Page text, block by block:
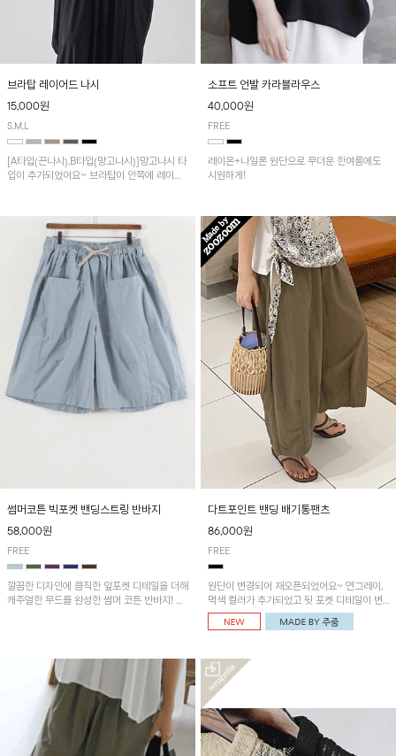
브라탑 레이어드 나시
15,000원
S,M,L
[A타입(끈나시),B타입(망고나시)]망고나시 타
입이 추가되었어요~ 브라탑이 안쪽에 레이어
소프트 언발 카라블라우스
40,000원
FREE
레이온+나일론 원단으로 무더운 한여름에도
시원하게!
썸머코튼 빅포켓 밴딩스트링 반바지
58,000원
FREE
깔끔한 디자인에 큼직한 앞포켓 디테일을 더해
캐주얼한 무드를 완성한 썸머 코튼 반바지! 허
다트포인트 밴딩 배기통팬츠
86,000원
FREE
원단이 변경되어 재오픈되었어요~ 연그레이,
먹색 컬러가 추가되었고 뒷 포켓 디테일이 변
경되었습니다~가볍고 시원하게 착용되는 배
기통팬츠! 허리밴딩과 여유로운 통으로 편안해